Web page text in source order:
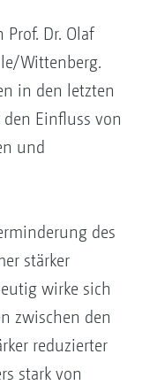
Dr. Olaf
Wittenberg.
in den letzten
Einfluss von
und
des
stärker
wirke sich
zwischen den
reduzierter
stark von